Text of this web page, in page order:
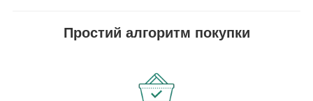
Простий алгоритм покупки